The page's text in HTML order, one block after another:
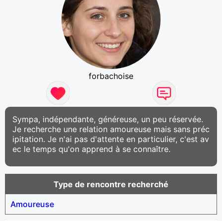
forbachoise
Sympa, indépendante, généreuse, un peu réservée.
Je recherche une relation amoureuse mais sans préc
ipitation. Je n'ai pas d'attente en particulier, c'est av
ec le temps qu'on apprend à se connaître.
Type de rencontre recherché
Amoureuse